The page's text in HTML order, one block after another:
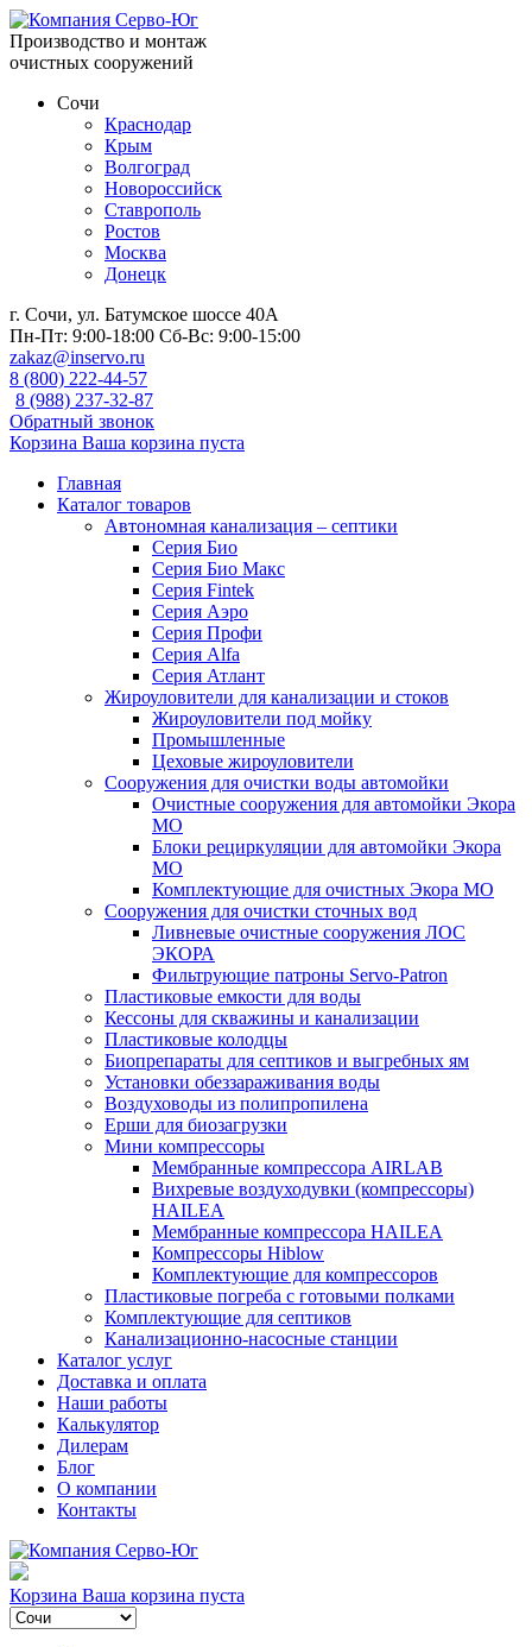
Производство и монтаж
очистных сооружений
Сочи
Краснодар
Крым
Волгоград
Новороссийск
Ставрополь
Ростов
Москва
Донецк
г. Сочи, ул. Батумское шоссе 40А
Пн-Пт: 9:00-18:00 Сб-Вс: 9:00-15:00
zakaz@inservo.ru
8 (800) 222-44-57
8 (988) 237-32-87
Обратный звонок
Корзина Ваша корзина пуста
Главная
Каталог товаров
Автономная канализация – септики
Серия Био
Серия Био Макс
Серия Fintek
Серия Аэро
Серия Профи
Серия Alfa
Серия Атлант
Жироуловители для канализации и стоков
Жироуловители под мойку
Промышленные
Цеховые жироуловители
Сооружения для очистки воды автомойки
Очистные сооружения для автомойки Экора
МО
Блоки рециркуляции для автомойки Экора
МО
Комплектующие для очистных Экора МО
Сооружения для очистки сточных вод
Ливневые очистные сооружения ЛОС
ЭКОРА
Фильтрующие патроны Servo-Patron
Пластиковые емкости для воды
Кессоны для скважины и канализации
Пластиковые колодцы
Биопрепараты для септиков и выгребных ям
Установки обеззараживания воды
Воздуховоды из полипропилена
Ерши для биозагрузки
Мини компрессоры
Мембранные компрессора AIRLAB
Вихревые воздуходувки (компрессоры)
HAILEA
Мембранные компрессора HAILEA
Компрессоры Hiblow
Комплектующие для компрессоров
Пластиковые погреба с готовыми полками
Комплектующие для септиков
Канализационно-насосные станции
Каталог услуг
Доставка и оплата
Наши работы
Калькулятор
Дилерам
Блог
О компании
Контакты
Корзина Ваша корзина пуста